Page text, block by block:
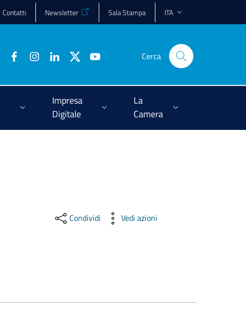
Contatti Newsletter Sala Stampa ITA
Cerca
Impresa
Digitale
La
Camera
Condividi Vedi azioni